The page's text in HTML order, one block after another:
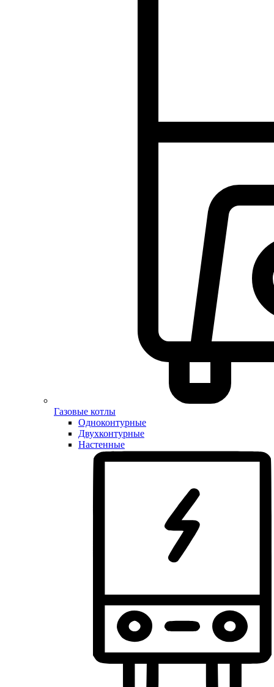
Газовые котлы
Одноконтурные
Двухконтурные
Настенные